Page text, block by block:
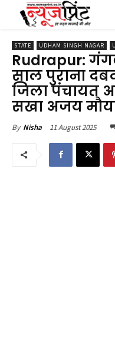
STATE UDHAM SINGH NAGAR
Rudrapur:
साल पुराना
जिला पंचायत
सखा अजय
By Nisha 11 August 2025